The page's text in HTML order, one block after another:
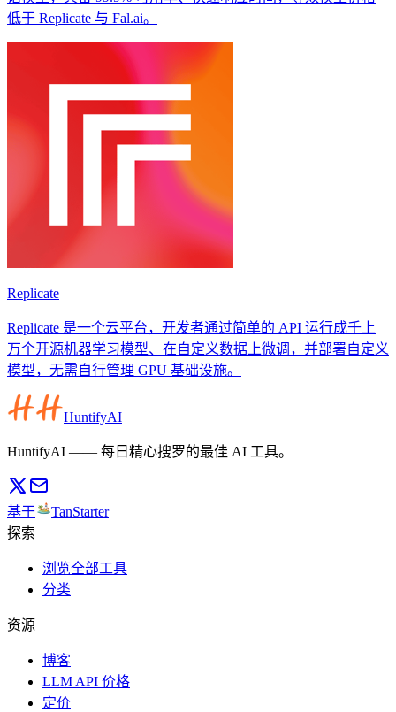
低于 Replicate 与 Fal.ai。
Replicate
Replicate 是一个云平台，开发者通过简单的 API 运行成千上
万个开源机器学习模型、在自定义数据上微调，并部署自定义
模型，无需自行管理 GPU 基础设施。
HuntifyAI
HuntifyAI —— 每日精心搜罗的最佳 AI 工具。
基于
TanStarter
探索
浏览全部工具
分类
资源
博客
LLM API 价格
定价